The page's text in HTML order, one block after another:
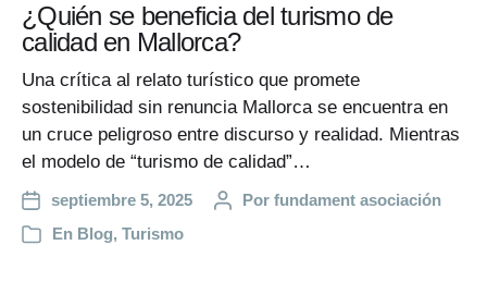
¿Quién se beneficia del turismo de
calidad en Mallorca?
Una crítica al relato turístico que promete
sostenibilidad sin renuncia Mallorca se encuentra en
un cruce peligroso entre discurso y realidad. Mientras
el modelo de “turismo de calidad”…
septiembre 5, 2025 Por fundament asociación
En Blog, Turismo